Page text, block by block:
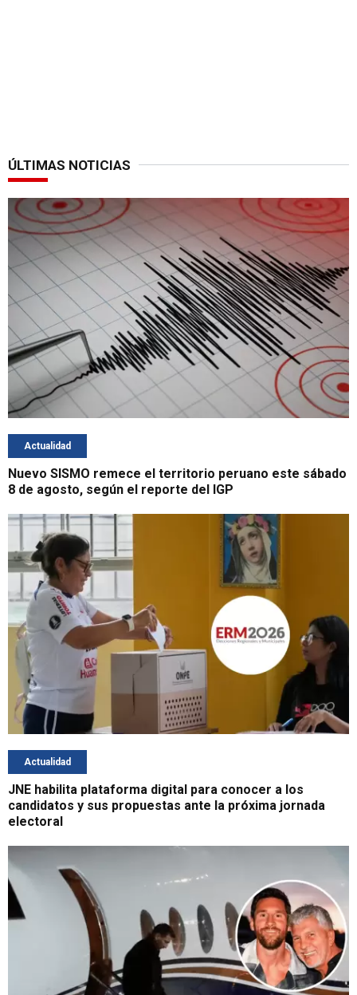
ÚLTIMAS NOTICIAS
Actualidad
Nuevo SISMO remece el territorio peruano este sábado
8 de agosto, según el reporte del IGP
Actualidad
JNE habilita plataforma digital para conocer a los
candidatos y sus propuestas ante la próxima jornada
electoral